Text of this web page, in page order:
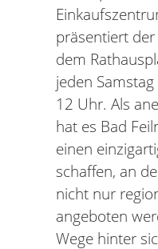
präsentiert
dem
jeden
12 Uhr. Als
hat es Bad
einen
schaffen, an
nicht nur
angeboten
Wege hinter